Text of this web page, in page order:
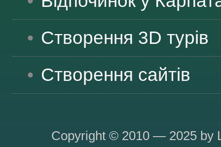
Створення 3D турів
Створення сайтів
Copyright © 2010 — 2025 by